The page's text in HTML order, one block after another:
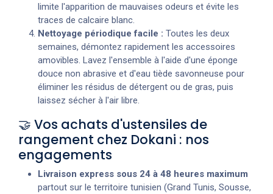
limite l'apparition de mauvaises odeurs et évite les
traces de calcaire blanc.
Nettoyage périodique facile : Toutes les deux
semaines, démontez rapidement les accessoires
amovibles. Lavez l'ensemble à l'aide d'une éponge
douce non abrasive et d'eau tiède savonneuse pour
éliminer les résidus de détergent ou de gras, puis
laissez sécher à l'air libre.
🤝 Vos achats d'ustensiles de
rangement chez Dokani : nos
engagements
Livraison express sous 24 à 48 heures maximum
partout sur le territoire tunisien (Grand Tunis, Sousse,